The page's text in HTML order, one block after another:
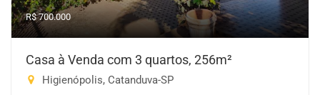
R$ 700.000
Casa à Venda com 3 quartos, 256m²
Higienópolis, Catanduva-SP